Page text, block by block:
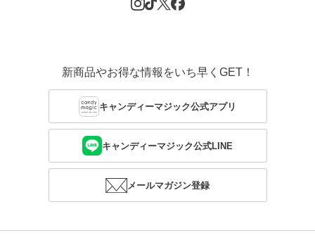
新商品やお得な情報をいち早くGET！
キャンディーマジック公式アプリ
キャンディーマジック公式LINE
メールマガジン登録